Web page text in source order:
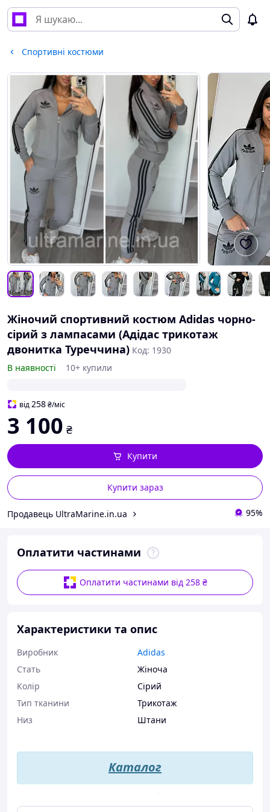
Спортивні костюми
Жіночий спортивний костюм Adidas чорно-
сірий з лампасами (Адідас трикотаж
двонитка Туреччина) Код: 1930
В наявності
10+ купили
від258₴/міс
3 100 ₴
Купити зараз
Купити
Продавець UltraMarine.in.ua 95%
Оплатити частинами
Оплатити частинами від 258 ₴
Характеристики та опис
Виробник
Adidas
Стать
Жіноча
Колір
Сірий
Тип тканини
Трикотаж
Низ
Штани
Каталог
+380507272052 Viber/Telegram@UltraMarineStudio